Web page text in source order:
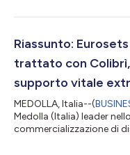
pensato per monitorare
trattamenti ECMO
Il dispositivo si integra
Riassunto:
trattato con
supporto vitale
MEDOLLA, Italia--(
Medolla (Italia) leader
commercializzazione di